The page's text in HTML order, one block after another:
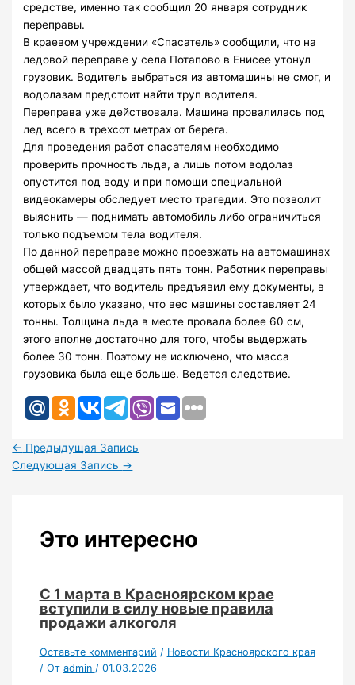
средстве, именно так сообщил 20 января сотрудник
переправы.
В краевом учреждении «Спасатель» сообщили, что на
ледовой переправе у села Потапово в Енисее утонул
грузовик. Водитель выбраться из автомашины не смог, и
водолазам предстоит найти труп водителя.
Переправа уже действовала. Машина провалилась под
лед всего в трехсот метрах от берега.
Для проведения работ спасателям необходимо
проверить прочность льда, а лишь потом водолаз
опустится под воду и при помощи специальной
видеокамеры обследует место трагедии. Это позволит
выяснить — поднимать автомобиль либо ограничиться
только подъемом тела водителя.
По данной переправе можно проезжать на автомашинах
общей массой двадцать пять тонн. Работник переправы
утверждает, что водитель предъявил ему документы, в
которых было указано, что вес машины составляет 24
тонны. Толщина льда в месте провала более 60 см,
этого вполне достаточно для того, чтобы выдержать
более 30 тонн. Поэтому не исключено, что масса
грузовика была еще больше. Ведется следствие.
← Предыдущая Запись
Следующая Запись →
Это интересно
С 1 марта в Красноярском крае
вступили в силу новые правила
продажи алкоголя
Оставьте комментарий / Новости Красноярского края
/ От admin / 01.03.2026